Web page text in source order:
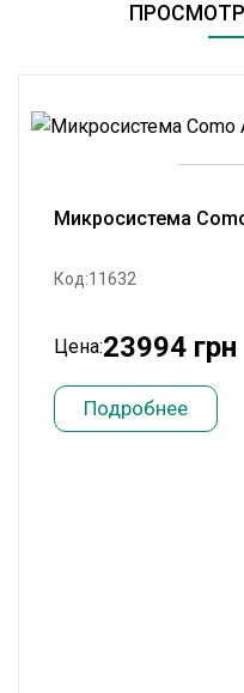
Микросистема
Код:11632
Цена:23994 грн
Подробнее